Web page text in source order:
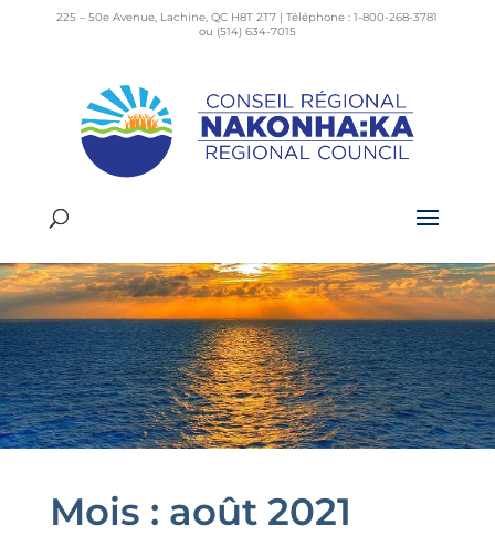
225 – 50e Avenue, Lachine, QC H8T 2T7 | Téléphone : 1-800-268-3781
ou (514) 634-7015
Mois : août 2021